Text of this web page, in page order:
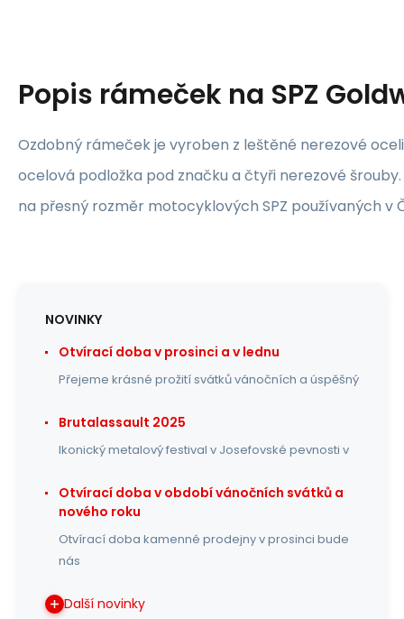
Popis rámeček na SPZ
Ozdobný rámeček je vyroben z leštěné nerezové
ocelová podložka pod značku a čtyři nerezové
na přesný rozměr motocyklových SPZ používaných v
NOVINKY
Otvírací doba v prosinci a v lednu
Přejeme krásné prožití svátků vánočních a úspěšný
Brutalassault 2025
Ikonický metalový festival v Josefovské pevnosti v
Otvírací doba v období vánočních svátků a
nového roku
Otvírací doba kamenné prodejny v prosinci bude
nás
Další novinky